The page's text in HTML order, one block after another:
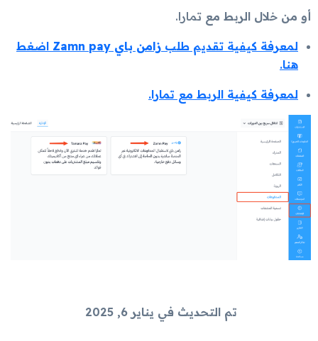
أو من خلال الربط مع تمارا.
لمعرفة كيفية تقديم طلب زامن باي Zamn pay
اضغط
هنا.
لمعرفة كيفية الربط مع تمارا.
تم التحديث في يناير 6, 2025